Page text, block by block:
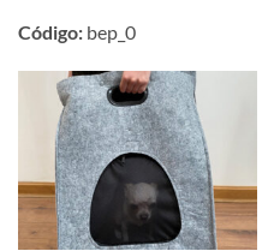
Código: bep_0